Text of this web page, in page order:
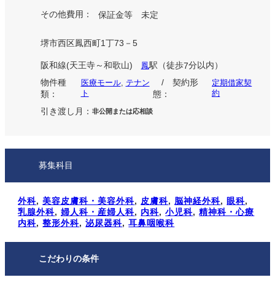
その他費用： 保証金等 未定
堺市西区鳳西町1丁73－5
阪和線(天王寺～和歌山) 鳳駅 （徒歩7分以内）
物件種
類：
医療モール, テナン
ト
/ 契約形
態：
定期借家契
約
引き渡し月： 非公開または応相談
募集科目
外科, 美容皮膚科・美容外科, 皮膚科, 脳神経外科, 眼科
乳腺外科, 婦人科・産婦人科, 内科, 小児科, 精神科・心療
内科, 整形外科, 泌尿器科, 耳鼻咽喉科
こだわりの条件